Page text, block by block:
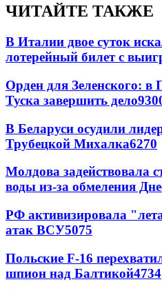
ЧИТАЙТЕ ТАКЖЕ
В Италии двое суток
лотерейный билет с
Орден для Зеленского: в
Туска завершить дело
В Беларуси осудили
Трубецкой Михалка6270
Молдова задействовала
воды из-за обмеления
РФ активизировала
атак ВСУ5075
Польские F-16
шпион над Балтикой4734